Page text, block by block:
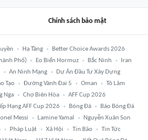
Chính sách bảo mật
Hạ Tầng
Better Choice Awards 2026
Phố) Eo Biển Hormuz Bắc Ninh
Iran
An Ninh Mạng
Dự Án Đầu Tư Xây Dựng
Tạo Đường Vành Đai 5 Oman
Tô Lâm
Nga Chợ Biên Hòa
AFF Cup 2026
Hạng AFF Cup 2026 Bóng Đá
Báo Bóng Đá
Messi Lamine Yamal
Nguyễn Xuân Son
Pháp Luật Xã Hội Tin Bão
Tin Tức